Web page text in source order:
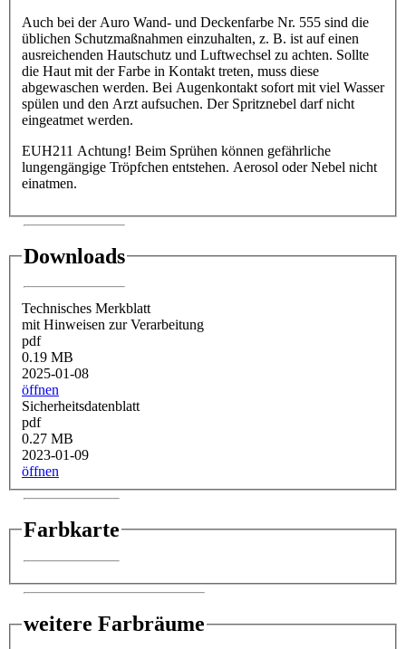
Auch bei der Auro Wand- und Deckenfarbe Nr. 555 sind die
üblichen Schutzmaßnahmen einzuhalten, z. B. ist auf einen
ausreichenden Hautschutz und Luftwechsel zu achten. Sollte
die Haut mit der Farbe in Kontakt treten, muss diese
abgewaschen werden. Bei Augenkontakt sofort mit viel Wasser
spülen und den Arzt aufsuchen. Der Spritznebel darf nicht
eingeatmet werden.
EUH211 Achtung! Beim Sprühen können gefährliche
lungengängige Tröpfchen entstehen. Aerosol oder Nebel nicht
einatmen.
Downloads
Technisches Merkblatt
mit Hinweisen zur Verarbeitung
pdf
0.19 MB
2025-01-08
öffnen
Sicherheitsdatenblatt
pdf
0.27 MB
2023-01-09
öffnen
Farbkarte
weitere Farbräume